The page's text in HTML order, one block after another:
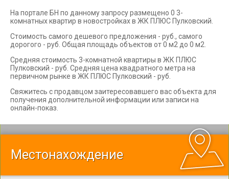
На портале БН по данному запросу размещено 0 3-
комнатных квартир в новостройках в ЖК ПЛЮС Пулковский.
Стоимость самого дешевого предложения - руб., самого
дорогого - руб. Общая площадь объектов от 0 м2 до 0 м2.
Средняя стоимость 3-комнатной квартиры в ЖК ПЛЮС
Пулковский - руб. Средняя цена квадратного метра на
первичном рынке в ЖК ПЛЮС Пулковский - руб.
Свяжитесь с продавцом заитересовавшего вас объекта для
получения дополнительной информации или записи на
онлайн-показ.
Местонахождение